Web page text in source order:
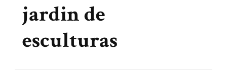
jardin de
esculturas